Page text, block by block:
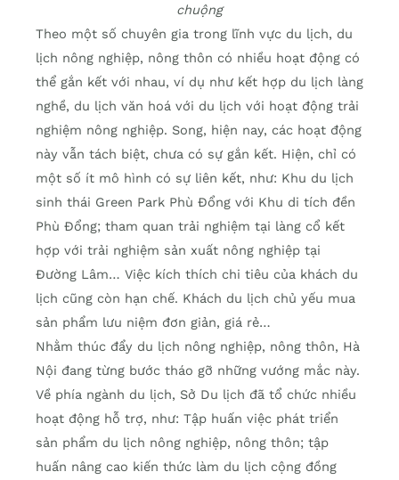
chuộng
Theo một số chuyên gia trong lĩnh vực du lịch, du
lịch nông nghiệp, nông thôn có nhiều hoạt động có
thể gắn kết với nhau, ví dụ như kết hợp du lịch làng
nghề, du lịch văn hoá với du lịch với hoạt động trải
nghiệm nông nghiệp. Song, hiện nay, các hoạt động
này vẫn tách biệt, chưa có sự gắn kết. Hiện, chỉ có
một số ít mô hình có sự liên kết, như: Khu du lịch
sinh thái Green Park Phù Đổng với Khu di tích đền
Phù Đổng; tham quan trải nghiệm tại làng cổ kết
hợp với trải nghiệm sản xuất nông nghiệp tại
Đường Lâm… Việc kích thích chi tiêu của khách du
lịch cũng còn hạn chế. Khách du lịch chủ yếu mua
sản phẩm lưu niệm đơn giản, giá rẻ…
Nhằm thúc đẩy du lịch nông nghiệp, nông thôn, Hà
Nội đang từng bước tháo gỡ những vướng mắc này.
Về phía ngành du lịch, Sở Du lịch đã tổ chức nhiều
hoạt động hỗ trợ, như: Tập huấn việc phát triển
sản phẩm du lịch nông nghiệp, nông thôn; tập
huấn nâng cao kiến thức làm du lịch cộng đồng